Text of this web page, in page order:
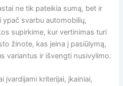
ne tik pateikia sumą, bet ir
ypač svarbu automobilių,
supirkime, kur vertinimas turi
žinote, kas įeina į pasiūlymą,
variantus ir išvengti nusivylimo.
įvardijami kriterijai, įkainiai,